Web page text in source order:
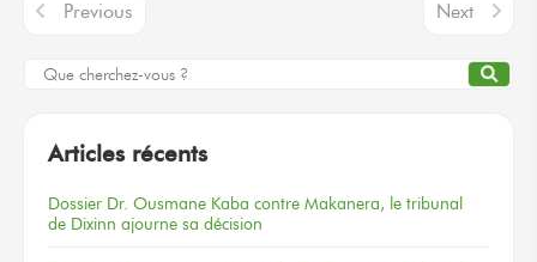
Articles récents
Dossier Dr. Ousmane Kaba contre Makanera, le tribunal
de Dixinn ajourne sa décision
Previous Next